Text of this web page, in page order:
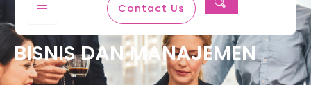
Contact Us
BISNIS DAN MANAJEMEN